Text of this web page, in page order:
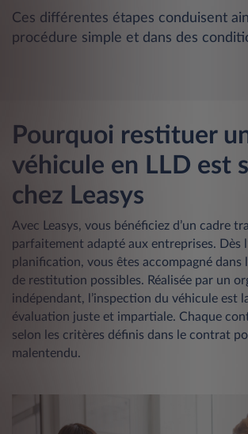
Ces différentes étapes conduisent
procédure simple et dans des
Pourquoi restituer
véhicule en LLD est
chez Leasys
Avec Leasys, vous bénéficiez d’un cadre
parfaitement adapté aux entreprises. Dès
planification, vous êtes accompagné dans
de restitution possibles. Réalisée par un
indépendant, l’inspection du véhicule est
évaluation juste et impartiale. Chaque
selon les critères définis dans le contrat
malentendu.